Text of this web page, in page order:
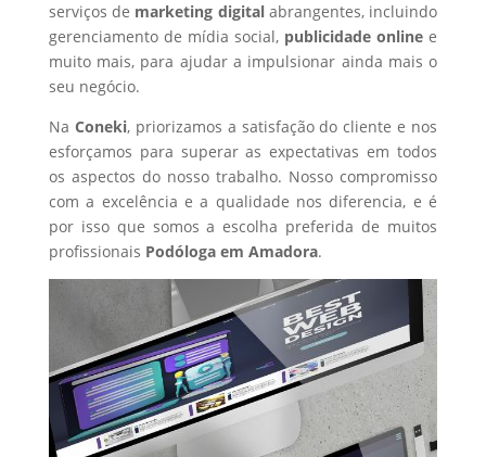
serviços de marketing digital abrangentes, incluindo
gerenciamento de mídia social, publicidade online e
muito mais, para ajudar a impulsionar ainda mais o
seu negócio.
Na Coneki, priorizamos a satisfação do cliente e nos
esforçamos para superar as expectativas em todos
os aspectos do nosso trabalho. Nosso compromisso
com a excelência e a qualidade nos diferencia, e é
por isso que somos a escolha preferida de muitos
profissionais Podólogaem Amadora.